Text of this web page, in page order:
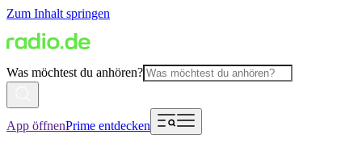
Zum Inhalt springen
Was möchtest du anhören?
App öffnenPrime entdecken